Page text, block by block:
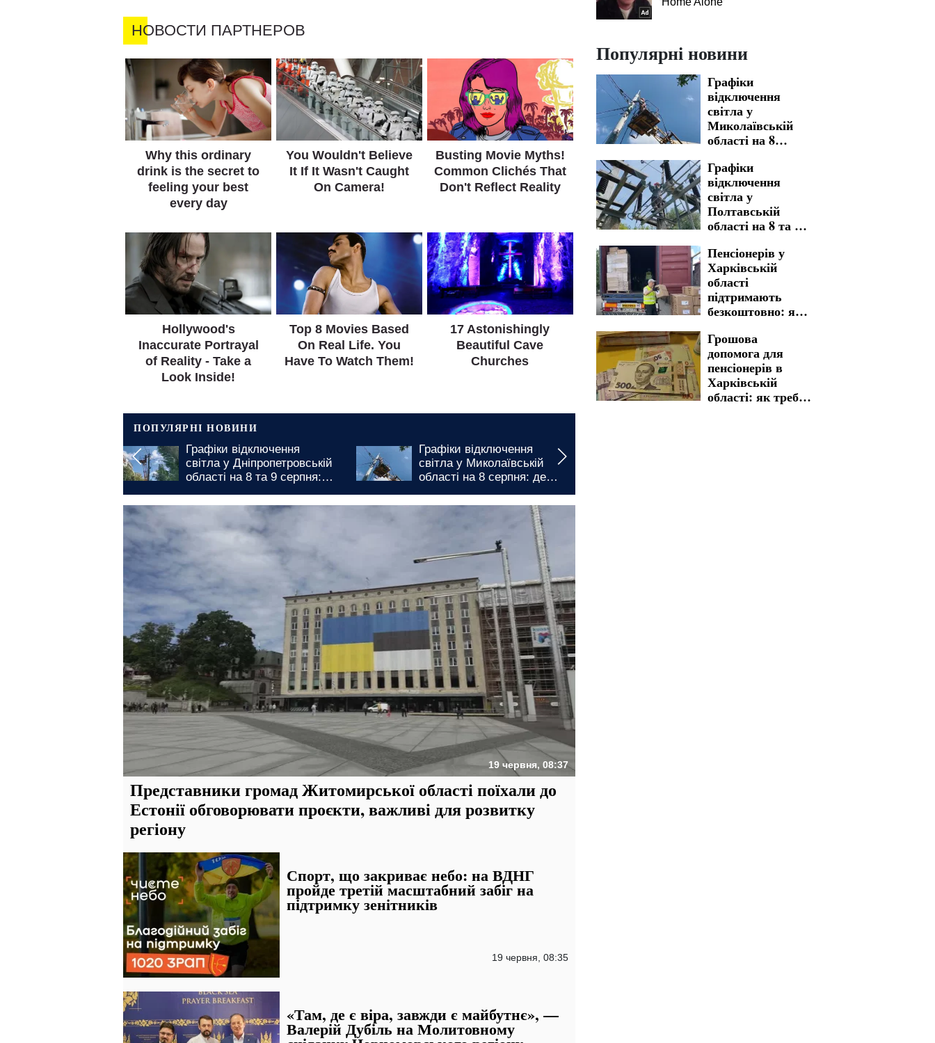
ПОПУЛЯРНІ НОВИНИ
Графіки відключення
світла у Дніпропетровській
області на 8 та 9 серпня:
вихідні без електрики
Графіки відключення
світла у Миколаївській
області на 8 серпня: де
довготривалі обмеження
Вводяться тривалі
обмеження: в Херсоні
запроваджено нові графіки
19 червня, 08:37
Представники громад Житомирської області поїхали до
Естонії обговорювати проєкти, важливі для розвитку
регіону
Спорт, що закриває небо: на ВДНГ
пройде третій масштабний забіг на
підтримку зенітників
19 червня, 08:35
«Там, де є віра, завжди є майбутнє», —
Валерій Дубіль на Молитовному
Популярні новини
Графіки
відключення
світла у
Миколаївській
області на 8
принесе
довготривалі
обмеження
Графіки
відключення
світла у
Полтавській
області на 8 та 9
адреси тривалих
знеструмлень
Пенсіонерів у
Харківській
області
підтримають
безкоштовно: яку
допомогу можна
отримати
Грошова
допомога для
пенсіонерів в
Харківській
області: як треба